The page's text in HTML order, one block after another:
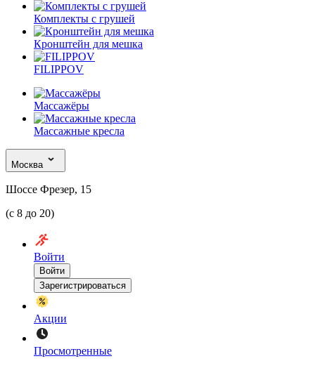
Комплекты с грушей
Кронштейн для мешка
FILIPPOV
Массажёры
Массажные кресла
Москва
Шоссе Фрезер, 15
(с 8 до 20)
Войти
Войти
Зарегистрироваться
Акции
Просмотренные